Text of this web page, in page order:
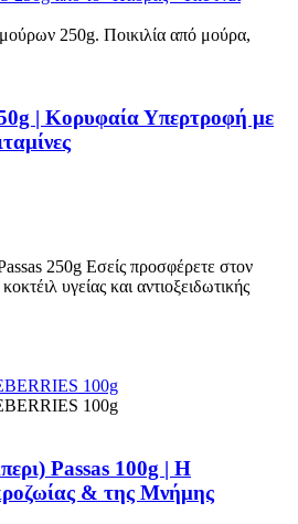
| Κορυφαία Υπερτροφή με
250g Εσείς προσφέρετε στον
υγείας και αντιοξειδωτικής
Passas 100g | Η
& της Μνήμης